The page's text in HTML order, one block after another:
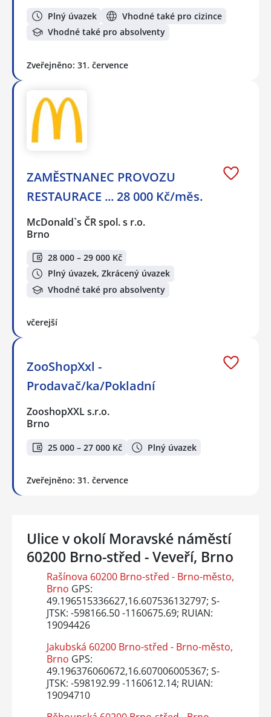
Plný úvazek
Vhodné také pro cizince
Vhodné také pro absolventy
Zveřejněno: 31. července
ZAMĚSTNANEC PROVOZU
RESTAURACE ... 28 000 Kč/měs.
McDonald`s ČR spol. s r.o.
Brno
28 000 – 29 000 Kč
Plný úvazek, Zkrácený úvazek
Vhodné také pro absolventy
včerejší
ZooShopXxl -
Prodavač/ka/Pokladní
ZooshopXXL s.r.o.
Brno
25 000 – 27 000 Kč Plný úvazek
Zveřejněno: 31. července
Ulice v okolí Moravské náměstí
60200 Brno-střed - Veveří, Brno
Rašínova 60200 Brno-střed - Brno-město,
Brno GPS:
49.196515336627,16.607536132797; S-
JTSK: -598166.50 -1160675.69; RUIAN:
19094426
Jakubská 60200 Brno-střed - Brno-město,
Brno GPS:
49.196376060672,16.607006005367; S-
JTSK: -598192.99 -1160612.14; RUIAN:
19094710